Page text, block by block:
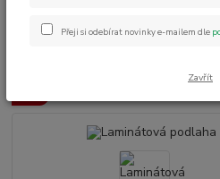
Laminátová
Přeji si odebírat novinky e-mailem dle
Zavřít